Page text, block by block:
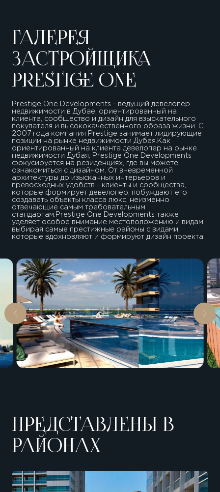
ГАЛЕРЕЯ
ЗАСТРОЙЩИКА
PRESTIGE ONE
Prestige One Developments - ведущий девелопер
недвижимости в Дубае, ориентированный на
клиента, сообщество и дизайн для взыскательного
покупателя и высококачественного образа жизни. С
2007 года компания Prestige занимает лидирующие
позиции на рынке недвижимости Дубая.Как
ориентированный на клиента девелопер на рынке
недвижимости Дубая, Prestige One Developments
фокусируется на резиденциях, где вы можете
ознакомиться с дизайном. От вневременной
архитектуры до изысканных интерьеров и
превосходных удобств - клиенты и сообщества,
которые формирует девелопер, побуждают его
создавать объекты класса люкс, неизменно
отвечающие самым требовательным
стандартам.Prestige One Developments также
уделяет особое внимание местоположению и видам,
выбирая самые престижные районы с видами,
которые вдохновляют и формируют дизайн проекта.
ПРЕДСТАВЛЕНЫ В
РАЙОНАХ